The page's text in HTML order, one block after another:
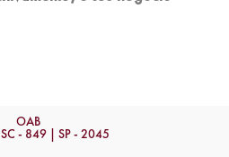
OAB
- 849 | SP - 2045